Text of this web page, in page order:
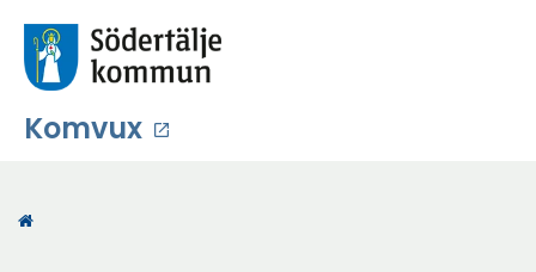
Komvux
Start